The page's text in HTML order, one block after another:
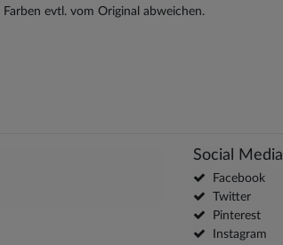
evtl. vom Original abweichen.
Social Media
Facebook
Twitter
Pinterest
Instagram